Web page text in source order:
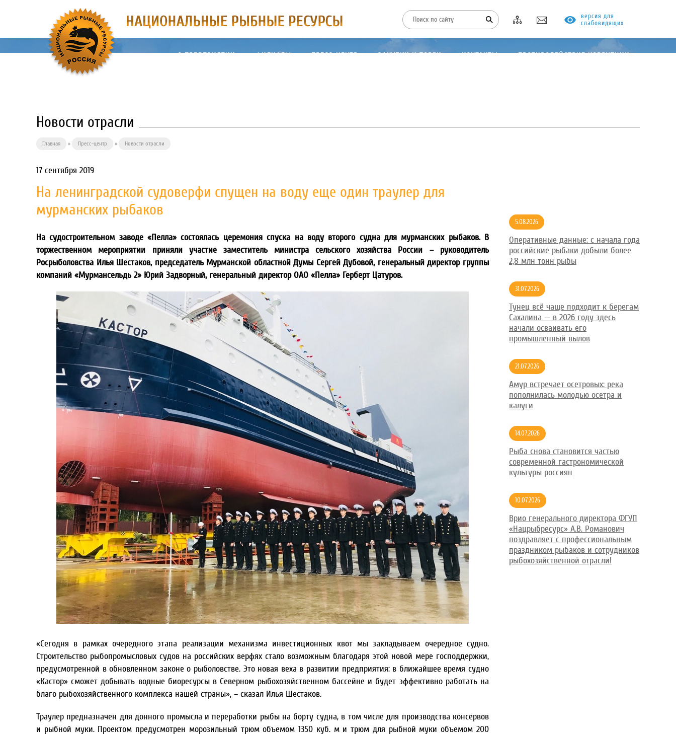
версия для
слабовидящих
О ПРЕДПРИЯТИИ ФИЛИАЛЫ ПРЕСС-ЦЕНТР ЗАКУПКИ И ТОРГИ КОНТАКТЫ ПРОТИВОДЕЙСТВИЕ КОРРУПЦИИ
Новости отрасли
Главная » Пресс-центр » Новости отрасли
17 сентября 2019
На ленинградской судоверфи спущен на воду еще один траулер для
мурманских рыбаков
На судостроительном заводе «Пелла» состоялась церемония спуска на воду второго судна для мурманских рыбаков. В
торжественном мероприятии приняли участие заместитель министра сельского хозяйства России – руководитель
Росрыболовства Илья Шестаков, председатель Мурманской областной Думы Сергей Дубовой, генеральный директор группы
компаний «Мурмансельдь 2» Юрий Задворный, генеральный директор ОАО «Пелла» Герберт Цатуров.
«Сегодня в рамках очередного этапа реализации механизма инвестиционных квот мы закладываем очередное судно.
Строительство рыбопромысловых судов на российских верфях стало возможным благодаря этой новой мере господдержки,
предусмотренной в обновленном законе о рыболовстве. Это новая веха в развитии предприятия: в ближайшее время судно
«Кастор» сможет добывать водные биоресурсы в Северном рыбохозяйственном бассейне и будет эффективно работать на
благо рыбохозяйственного комплекса нашей страны», – сказал Илья Шестаков.
Траулер предназначен для донного промысла и переработки рыбы на борту судна, в том числе для производства консервов
и рыбной муки. Проектом предусмотрен морозильный трюм объемом 1350 куб. м и трюм для рыбной муки объемом 200
5.08.2026
Оперативные данные: с начала года
российские рыбаки добыли более
2,8 млн тонн рыбы
31.07.2026
Тунец всё чаще подходит к берегам
Сахалина — в 2026 году здесь
начали осваивать его
промышленный вылов
21.07.2026
Амур встречает осетровых: река
пополнилась молодью осетра и
калуги
14.07.2026
Рыба снова становится частью
современной гастрономической
культуры россиян
10.07.2026
Врио генерального директора ФГУП
«Нацрыбресурс» А.В. Романович
поздравляет с профессиональным
праздником рыбаков и сотрудников
рыбохозяйственной отрасли!